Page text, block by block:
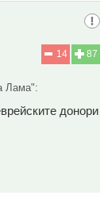
87
14
Лама":
донори